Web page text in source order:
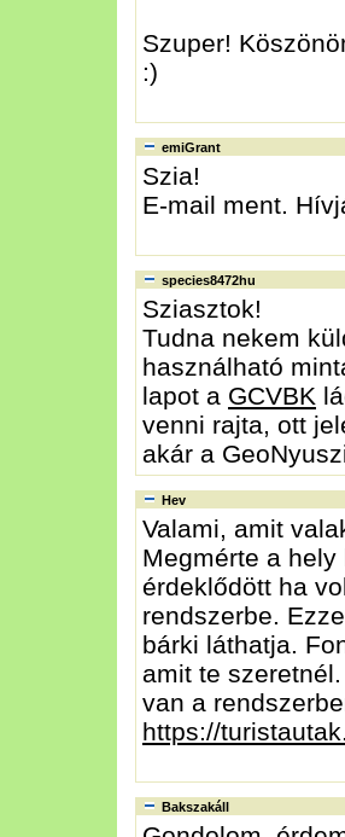
Szuper!
:)
emiGrant
Szia!
E-mail ment.
species8472hu
Sziasztok!
Tudna nekem
használható
lapot a GCVBK
venni rajta, ott
akár a
Hev
Valami, amit
Megmérte a
érdeklődött ha
rendszerbe.
bárki láthatja.
amit te
van a
https://
Bakszakáll